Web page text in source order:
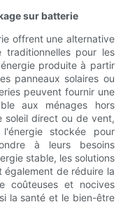
sur batterie
offrent une alternative
traditionnelles pour les
produite à partir
panneaux solaires ou
peuvent fournir une
aux ménages hors
soleil direct ou de vent,
stockée pour
à leurs besoins
stable, les solutions
de réduire la
coûteuses et nocives
la santé et le bien-être